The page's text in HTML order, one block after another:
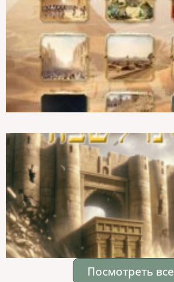
Посмотреть все